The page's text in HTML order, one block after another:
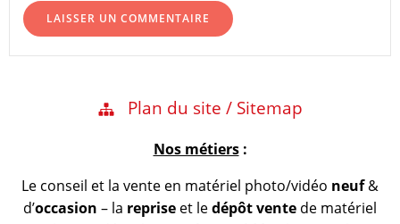
Plan du site / Sitemap
Nos métiers:
Le conseil et la vente en matériel photo/vidéo neuf&
d’occasion – la reprise et ledépôt vente de matériel